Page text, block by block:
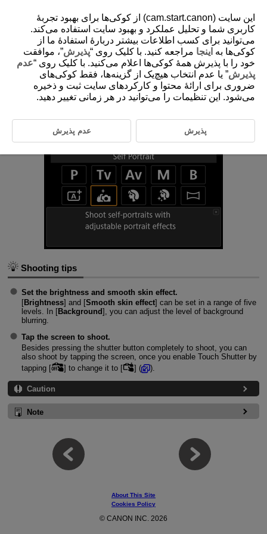
D375-048
Self Portrait
Shoot with settings optimized for shots of yourself. Rotate the screen
Shooting tips
Set the brightness and smooth skin effect.
[Brightness] and [Smooth skin effect] can be set in a range of five
levels. In [Background], you can adjust the level of background
blurring.
Tap the screen to shoot.
Besides pressing the shutter button completely to shoot, you can
also shoot by tapping the screen, once you enable Touch Shutter by
tapping [
] to change it to [ ] ( ).
Caution
Note
About This Site
Cookies Policy
© CANON INC. 2026
این سایت (cam.start.canon) از کوکی‌ها برای بهبود تجربۀ
کاربری شما و تحلیل عملکرد و بهبود سایت استفاده می‌کند.
می‌توانید برای کسب اطلاعات بیشتر دربارۀ استفادۀ ما از
کوکی‌ها به اینجا مراجعه کنید. با کلیک روی “پذیرش”، موافقت
خود را با پذیرش همۀ کوکی‌ها اعلام می‌کنید. با کلیک روی “عدم
پذیرش” یا عدم انتخاب هیچ‌یک از گزینه‌ها، فقط کوکی‌های
ضروری برای ارائۀ محتوا و کارکردهای سایت ثبت و ذخیره
می‌شود. این تنظیمات را می‌توانید در هر زمانی تغییر دهید.
پذیرش عدم پذیرش